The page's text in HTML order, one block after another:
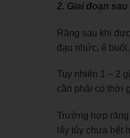
2. Giai đoạn
Răng sau khi
đau nhức, ê buốt.
Tuy nhiên 1 – 2
cần phải có thời
Trường hợp răng
lấy tủy chưa hết